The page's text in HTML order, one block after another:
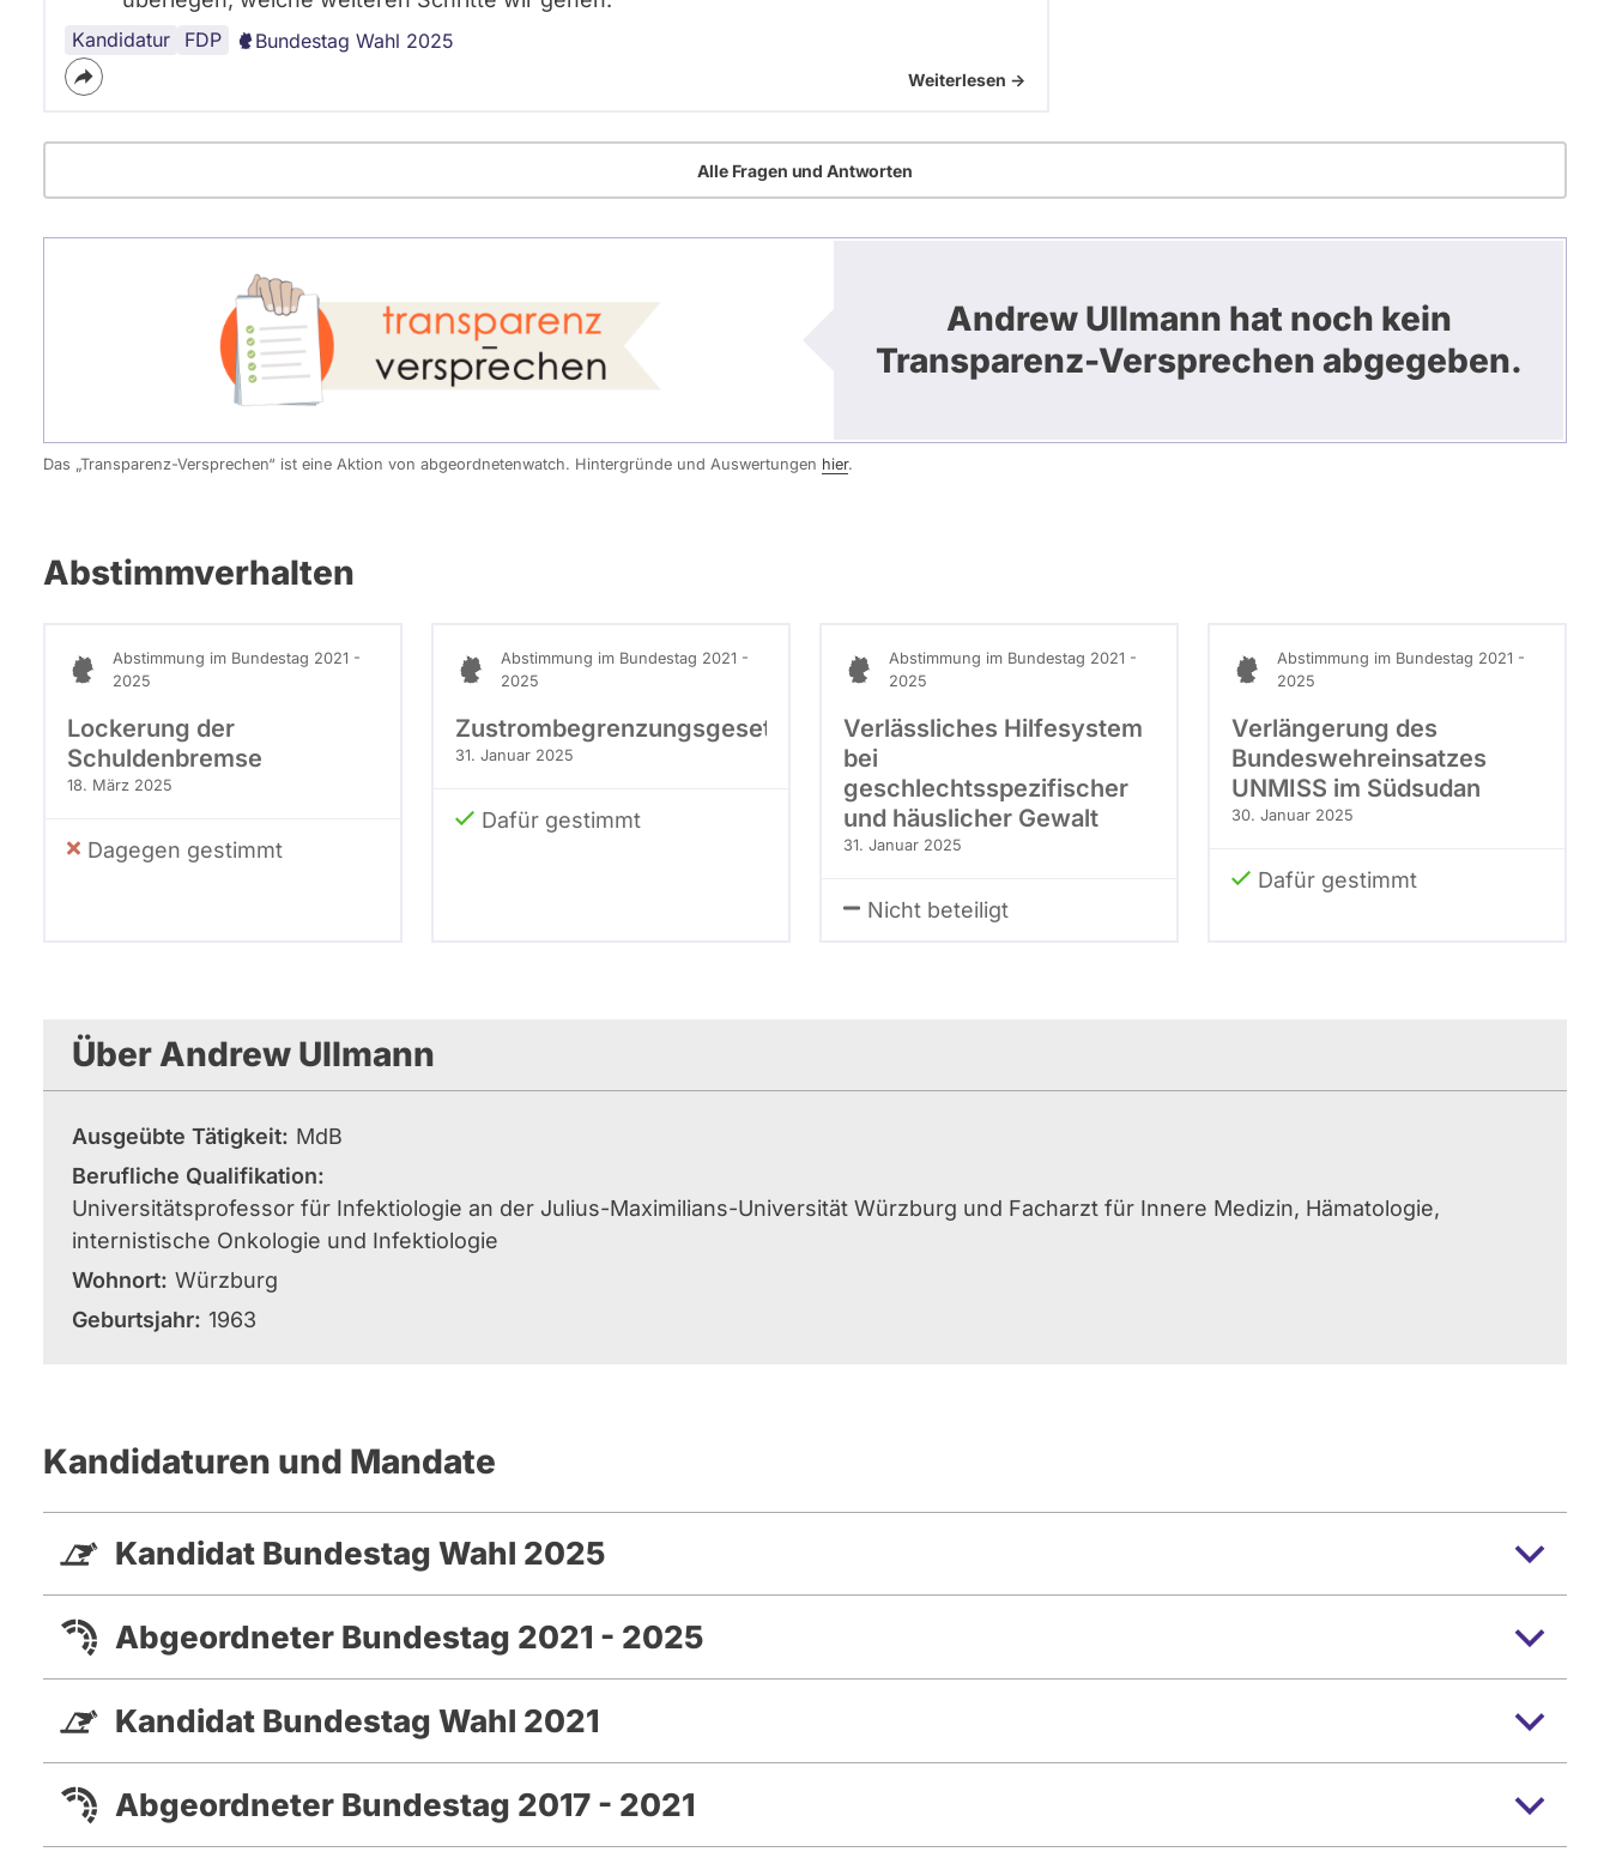
Kandidatur FDP Bundestag Wahl 2025
Weiterlesen ->
Alle Fragen und Antworten
Andrew Ullmann hat noch kein
Transparenz-Versprechen abgegeben.
Das „Transparenz-Versprechen“ ist eine Aktion von abgeordnetenwatch. Hintergründe und Auswertungen hier.
Abstimmverhalten
Abstimmung im Bundestag 2021 -
2025
Lockerung der
Schuldenbremse
18. März 2025
Dagegen gestimmt
Abstimmung im Bundestag 2021 -
2025
Zustrombegrenzungsgesetz
31. Januar 2025
Dafür gestimmt
Abstimmung im Bundestag 2021 -
2025
Verlässliches Hilfesystem
bei
geschlechtsspezifischer
und häuslicher Gewalt
31. Januar 2025
Nicht beteiligt
Abstimmung im Bundestag 2021 -
2025
Verlängerung des
Bundeswehreinsatzes
UNMISS im Südsudan
30. Januar 2025
Dafür gestimmt
Über Andrew Ullmann
Ausgeübte Tätigkeit
MdB
Berufliche Qualifikation
Universitätsprofessor für Infektiologie an der Julius-Maximilians-Universität Würzburg und Facharzt für Innere Medizin, Hämatologie,
internistische Onkologie und Infektiologie
Wohnort Würzburg
Geburtsjahr 1963
Kandidaturen und Mandate
Kandidat Bundestag Wahl 2025
Abgeordneter Bundestag 2021 - 2025
Kandidat Bundestag Wahl 2021
Abgeordneter Bundestag 2017 - 2021